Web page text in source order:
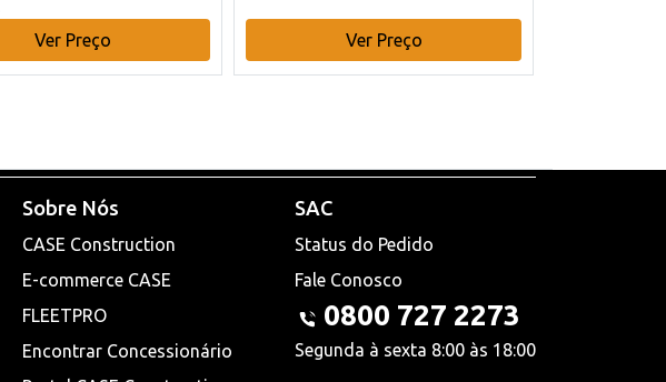
Ver Preço
Ver Preço
Sobre Nós
CASE Construction
E-commerce CASE
FLEETPRO
Encontrar Concessionário
SAC
Status do Pedido
Fale Conosco
0800 727 2273
Segunda à sexta 8:00 às 18:00